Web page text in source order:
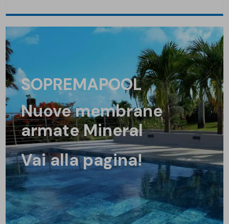
SOPREMAPOOL
nuove membrane
armateMineral
Vai alla pagina!